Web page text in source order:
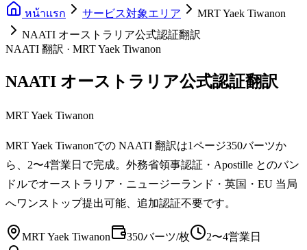
หน้าแรก サービス対象エリア
MRT Yaek Tiwanon
NAATI オーストラリア公式認証翻訳
NAATI 翻訳 · MRT Yaek Tiwanon
NAATI オーストラリア公式認証翻訳
MRT Yaek Tiwanon
MRT Yaek Tiwanonでの NAATI 翻訳は1ページ350バーツか
ら、2〜4営業日で完成。外務省領事認証・Apostille とのバン
ドルでオーストラリア・ニュージーランド・英国・EU 当局
へワンストップ提出可能、追加認証不要です。
MRT Yaek Tiwanon 350バーツ/枚 2〜4営業日